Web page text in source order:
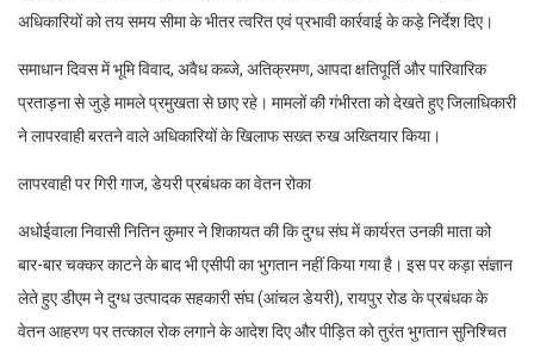
अधिकारियों को तय समय सीमा के भीतर त्वरित एवं प्रभावी कार्रवाई के कड़े निर्देश दिए।
समाधान दिवस में भूमि विवाद, अवैध कब्जे, अतिक्रमण, आपदा क्षतिपूर्ति और पारिवारिक
प्रताड़ना से जुड़े मामले प्रमुखता से छाए रहे। मामलों की गंभीरता को देखते हुए जिलाधिकारी
ने लापरवाही बरतने वाले अधिकारियों के खिलाफ सख्त रुख अख्तियार किया।
लापरवाही पर गिरी गाज, डेयरी प्रबंधक का वेतन रोका
अधोईवाला निवासी नितिन कुमार ने शिकायत की कि दुग्ध संघ में कार्यरत उनकी माता को
बार-बार चक्कर काटने के बाद भी एसीपी का भुगतान नहीं किया गया है। इस पर कड़ा संज्ञान
लेते हुए डीएम ने दुग्ध उत्पादक सहकारी संघ (आंचल डेयरी), रायपुर रोड के प्रबंधक के
वेतन आहरण पर तत्काल रोक लगाने के आदेश दिए और पीड़ित को तुरंत भुगतान सुनिश्चित